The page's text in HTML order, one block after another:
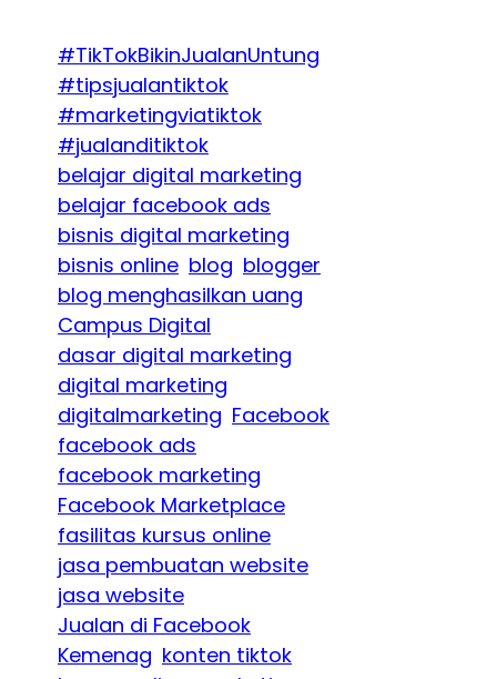
#TikTokBikinJualanUntung
#tipsjualantiktok
#marketingviatiktok
#jualanditiktok
belajar digital marketing
belajar facebook ads
bisnis digital marketing
bisnis online blog blogger
blog menghasilkan uang
Campus Digital
dasar digital marketing
digital marketing
digitalmarketing Facebook
facebook ads
facebook marketing
Facebook Marketplace
fasilitas kursus online
jasa pembuatan website
jasa website
Jualan di Facebook
Kemenag konten tiktok